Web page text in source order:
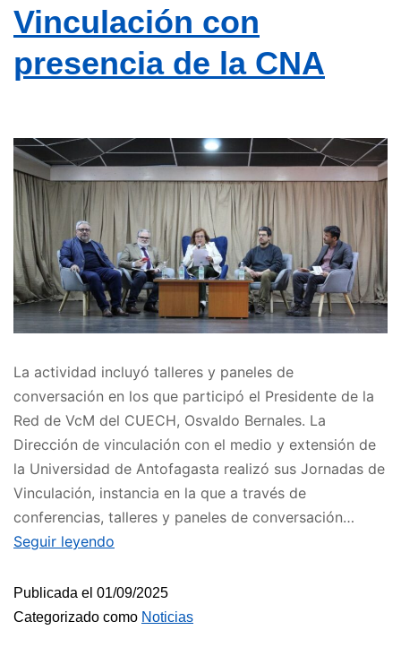
Vinculación con
presencia de la CNA
La actividad incluyó talleres y paneles de
conversación en los que participó el Presidente de la
Red de VcM del CUECH, Osvaldo Bernales. La
Dirección de vinculación con el medio y extensión de
la Universidad de Antofagasta realizó sus Jornadas de
Vinculación, instancia en la que a través de
conferencias, talleres y paneles de conversación…
Seguir leyendo
Publicada el 01/09/2025
Categorizado como Noticias